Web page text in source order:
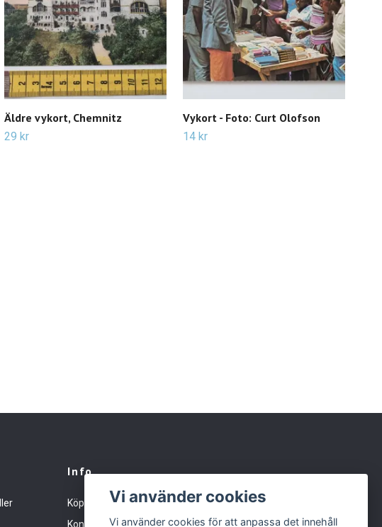
Äldre vykort, Chemnitz
29 kr
Vykort - Foto: Curt Olofson
14 kr
Info
Köpvillkor
Kontakt
Vi använder cookies
Vi använder cookies för att anpassa det innehåll